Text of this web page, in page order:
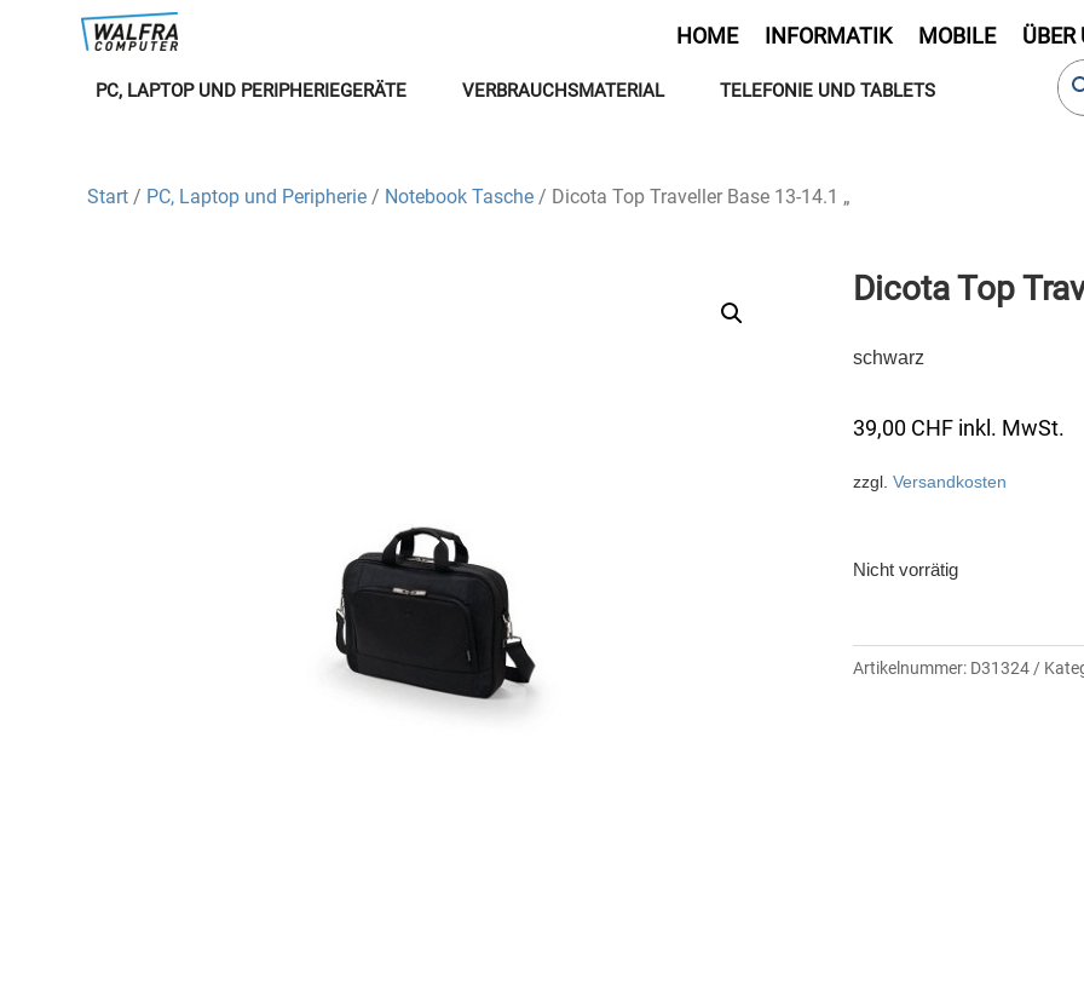
HOME INFORMATIK MOBILE ÜBER
PC, LAPTOP UND PERIPHERIEGERÄTE VERBRAUCHSMATERIAL TELEFONIE UND TABLETS
Start / PC, Laptop und Peripherie / Notebook Tasche / Dicota Top Traveller Base 13-14.1 „
Dicota Top
schwarz
39,00 CHF inkl. MwSt.
zzgl. Versandkosten
Nicht vorrätig
Artikelnummer: D31324